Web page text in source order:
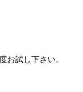
お試し下さい。